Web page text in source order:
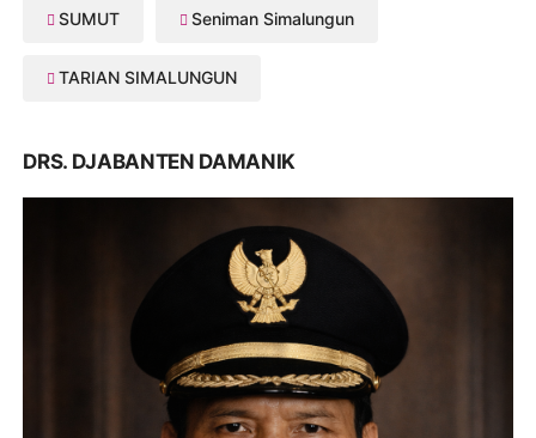
SUMUT Seniman Simalungun
TARIAN SIMALUNGUN
DRS. DJABANTEN DAMANIK